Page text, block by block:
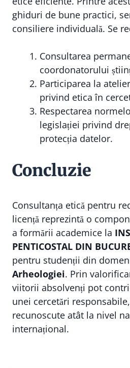
ghiduri de bune practici,
consiliere individuală. Se
Consultarea
coordonatorului
Participarea la
privind etica în
Respectarea
legislației privind
protecția datelor.
Concluzie
Consultanța etică pentru
licență reprezintă o
a formării academice la
PENTICOSTAL DIN
pentru studenții din
Arheologiei. Prin
viitorii absolvenți pot
unei cercetări
recunoscute atât la nivel
internațional.